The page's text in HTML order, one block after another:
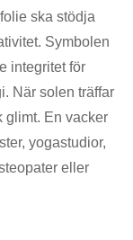
ska stödja
Symbolen
integritet för
När solen träffar
glimt. En vacker
yogastudior,
eller